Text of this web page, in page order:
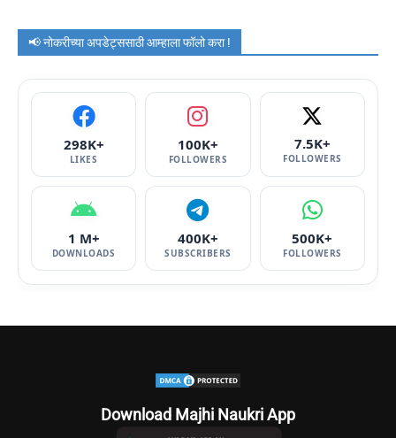
📢 नोकरीच्या अपडेट्ससाठी आम्हाला फॉलो करा !
298K+
LIKES
100K+
FOLLOWERS
7.5K+
FOLLOWERS
1 M+
DOWNLOADS
400K+
SUBSCRIBERS
500K+
FOLLOWERS
Download Majhi Naukri App